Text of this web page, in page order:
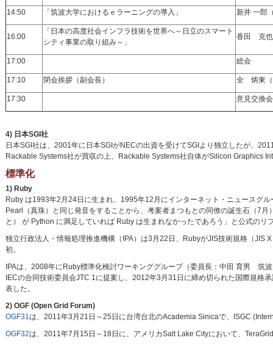
14:50 「筑波大学におけるｅラーニングの導入」 新井 一郎
16:00
「日本の高度社会インフラ技術を世界へ～日立のスマート
シティ事業の取り組み～」
香田 克也
17:00 総会
17:10 閉会挨拶（副会長） 全 炳東（
17:30 意見交換会
4) 日本SGI社
日本SGI社は、2001年に日本SGIがNECの出資を受けてSGIより独立したが、
Rackable Systems社が買収の上、Rackable Systems社自体がSilicon Graphics
標準化
1) Ruby
Ruby は1993年2月24日に生まれ、1995年12月にインターネット・ニュースグ
Pearl（真珠）と同じ発音をすることから、考案者まつもとの同僚の誕生石（7
と） が Python に満足していれば Ruby は生まれなかったであろう」と公式のリ
独立行政法人・情報処理推進機構（IPA）は3月22日、RubyがJIS技術規格（JIS
初。
IPAは、2008年にRuby標準化検討ワーキンググループ（委員長：中田 育男 筑
IECの合同技術委員会JTC 1に提案し、2012年3月31日に締め切られた国際規
表した。
2) OGF (Open Grid Forum)
OGF31は、2011年3月21日～25日に台湾台北のAcademia Sinicaで、ISGC
OGF32は、2011年7月15日～18日に、アメリカSalt Lake Cityにおいて、